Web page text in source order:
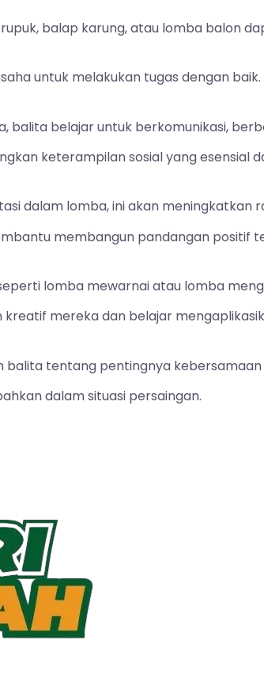
balap karung, atau lomba balon
untuk melakukan tugas dengan baik.
belajar untuk berkomunikasi,
keterampilan sosial yang esensial
dalam lomba, ini akan meningkatkan
membangun pandangan positif
lomba mewarnai atau lomba
mereka dan belajar
balita tentang pentingnya
dalam situasi persaingan.